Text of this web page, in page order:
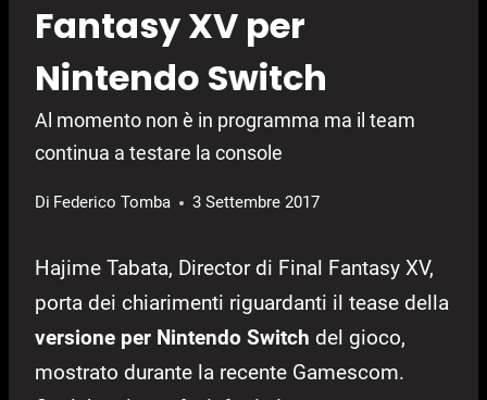
Fantasy XV per
Nintendo Switch
Al momento non è in programma ma il team
continua a testare la console
Di Federico Tomba 3 Settembre 2017
Hajime Tabata, Director di Final Fantasy XV,
porta dei chiarimenti riguardanti il tease della
versione per Nintendo Switch del gioco,
mostrato durante la recente Gamescom.